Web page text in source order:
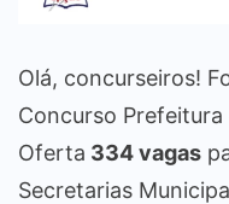
Olá, concurseiros!
Concurso Prefeitura
Oferta 334 vagas
Secretarias